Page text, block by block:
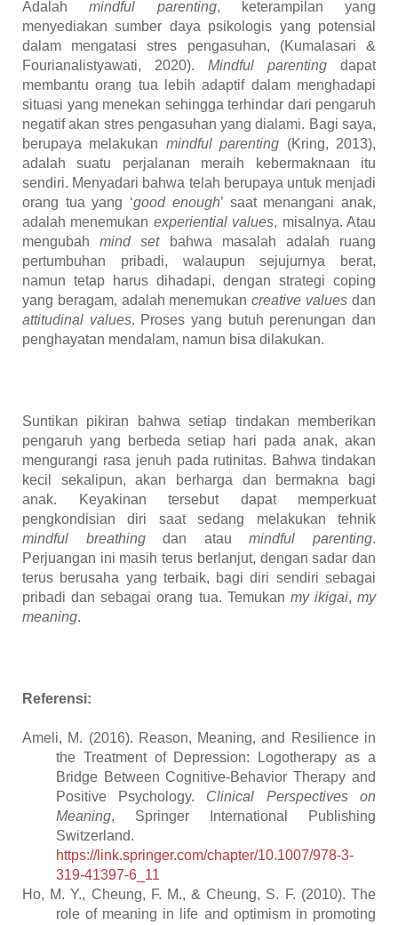
Adalahmindful parenting, keterampilan yang
menyediakan sumber daya psikologis yang potensial
dalam mengatasi stres pengasuhan, (Kumalasari &
Fourianalistyawati, 2020).
Mindful parenting dapat
membantu orang tua lebih adaptif dalam menghadapi
situasi yang menekan sehingga terhindar dari pengaruh
negatif akan stres pengasuhan yang dialami. Bagi saya,
berupaya melakukan mindful parenting (Kring, 2013),
adalah suatu perjalanan meraih kebermaknaan itu
sendiri. Menyadari bahwa telah berupaya untuk menjadi
orang tua yang ‘good enough’ saat menangani anak,
adalah menemukan experiential values, misalnya. Atau
mengubahmind setbahwa masalah adalah ruang
pertumbuhan pribadi, walaupun sejujurnya berat,
namun tetap harus dihadapi, dengan strategi coping
yang beragam, adalah menemukancreative values dan
attitudinal values. Proses yang butuh perenungan dan
penghayatan mendalam, namun bisa dilakukan.
Suntikan pikiran bahwa setiap tindakan memberikan
pengaruh yang berbeda setiap hari pada anak, akan
mengurangi rasa jenuh pada rutinitas. Bahwa tindakan
kecil sekalipun, akan berharga dan bermakna bagi
anak. Keyakinan tersebut dapat memperkuat
pengkondisian diri saat sedang melakukan tehnik
mindful breathingdan ataumindful parenting.
Perjuangan ini masih terus berlanjut, dengan sadar dan
terus berusaha yang terbaik, bagi diri sendiri sebagai
pribadi dan sebagai orang tua. Temukan my ikigai, my
meaning.
Referensi:
Ameli, M. (2016). Reason, Meaning, and Resilience in
the Treatment of Depression: Logotherapy as a
Bridge Between Cognitive-Behavior Therapy and
Positive Psychology. Clinical Perspectives on
Meaning, Springer International Publishing
Switzerland.
https://link.springer.com/chapter/10.1007/978-3-
319-41397-6_11
Ho, M. Y., Cheung, F. M., & Cheung, S. F. (2010). The
role of meaning in life and optimism in promoting